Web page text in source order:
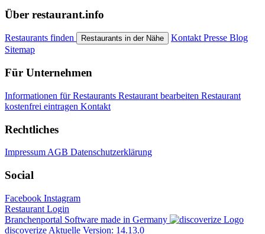
Über restaurant.info
Restaurants finden Restaurants in der Nähe Kontakt Presse Blog
Sitemap
Für Unternehmen
Informationen für Restaurants Restaurant bearbeiten Restaurant
kostenfrei eintragen Kontakt
Rechtliches
Impressum AGB Datenschutzerklärung
Social
Facebook Instagram
Restaurant Login
Branchenportal Software made in Germany
discoverize Aktuelle Version: 14.13.0